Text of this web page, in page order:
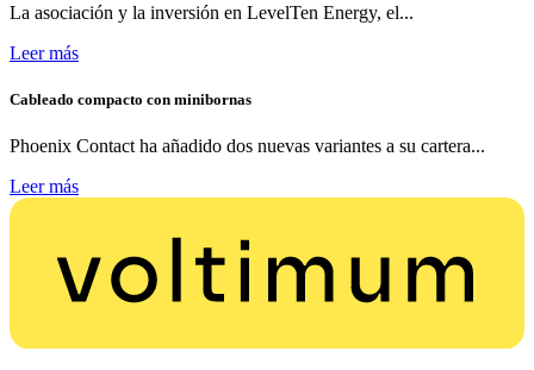
La asociación y la inversión en LevelTen Energy, el...
Leer más
Cableado compacto con minibornas
Phoenix Contact ha añadido dos nuevas variantes a su cartera...
Leer más